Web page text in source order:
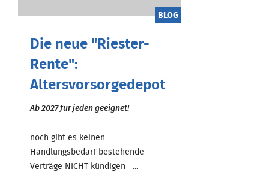
BLOG
Die neue "Riester-
Rente":
Altersvorsorgedepot
Ab 2027 für jeden geeignet!
noch gibt es keinen
Handlungsbedarf bestehende
Verträge NICHT kündigen ...